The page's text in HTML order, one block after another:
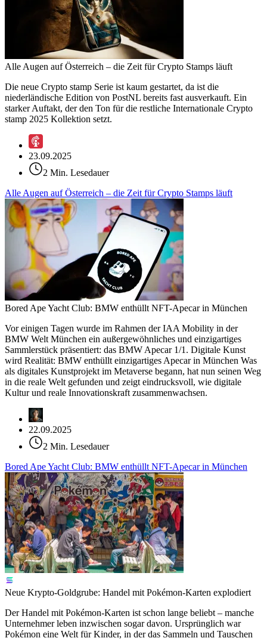
Alle Augen auf Österreich – die Zeit für Crypto Stamps läuft
Die neue Crypto stamp Serie ist kaum gestartet, da ist die
niederländische Edition von PostNL bereits fast ausverkauft. Ein
starker Auftakt, der den Ton für die restliche Internationale Crypto
stamp 2025 Kollektion setzt.
23.09.2025
2 Min. Lesedauer
Alle Augen auf Österreich – die Zeit für Crypto Stamps läuft
Bored Ape Yacht Club: BMW enthüllt NFT-Apecar in München
Vor einigen Tagen wurde im Rahmen der IAA Mobility in der
BMW Welt München ein außergewöhnliches und einzigartiges
Sammlerstück präsentiert: das BMW Apecar 1/1. Digitale Kunst
wird Realität: BMW enthüllt einzigartiges Apecar in München Was
als digitales Kunstprojekt im Metaverse begann, hat nun seinen Weg
in die reale Welt gefunden und zeigt eindrucksvoll, wie digitale
Kultur und reale Innovationskraft zusammenwachsen.
22.09.2025
2 Min. Lesedauer
Bored Ape Yacht Club: BMW enthüllt NFT-Apecar in München
Neue Krypto-Goldgrube: Handel mit Pokémon-Karten explodiert
Der Handel mit Pokémon-Karten ist schon lange beliebt – manche
Unternehmer leben inzwischen sogar davon. Ursprünglich war
Pokémon eine Welt für Kinder, in der das Sammeln und Tauschen